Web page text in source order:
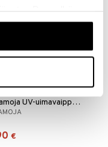
av vår webbplats.
Geggamoja UV-uimavaippa Minttu
€